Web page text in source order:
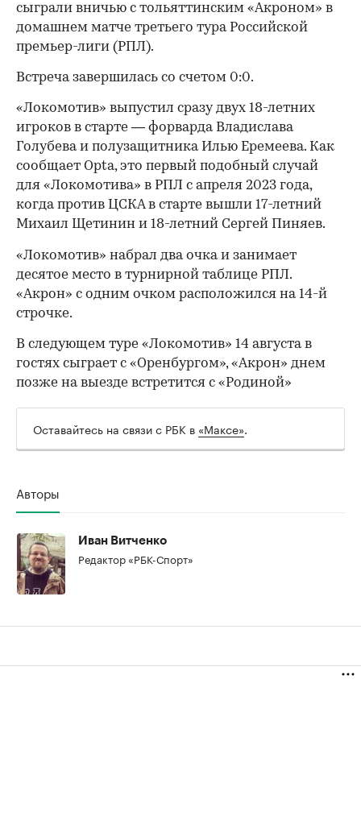
сыграли вничью с тольяттинским «Акроном» в
домашнем матче третьего тура Российской
премьер-лиги (РПЛ).
Встреча завершилась со счетом 0:0.
«Локомотив» выпустил сразу двух 18-летних
игроков в старте — форварда Владислава
Голубева и полузащитника Илью Еремеева. Как
сообщает Opta, это первый подобный случай
для «Локомотива» в РПЛ с апреля 2023 года,
когда против ЦСКА в старте вышли 17-летний
Михаил Щетинин и 18-летний Сергей Пиняев.
00:00 / 00:00
«Локомотив» набрал два очка и занимает
десятое место в турнирной таблице РПЛ.
«Акрон» с одним очком расположился на 14-й
строчке.
В следующем туре «Локомотив» 14 августа в
гостях сыграет с «Оренбургом», «Акрон» днем
позже на выезде встретится с «Родиной»
Оставайтесь на связи с РБК в «Максе».
Авторы
Иван Витченко
Редактор «РБК-Спорт»